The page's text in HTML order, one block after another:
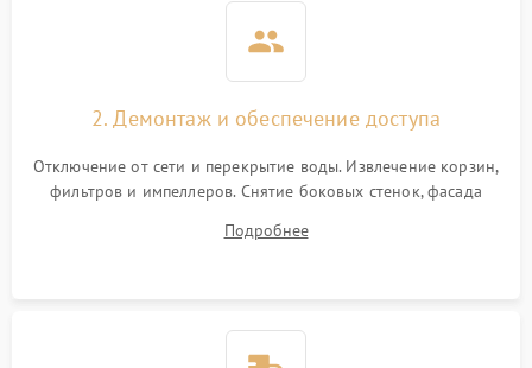
2. Демонтаж и обеспечение доступа
Отключение от сети и перекрытие воды. Извлечение корзин,
фильтров и импеллеров. Снятие боковых стенок, фасада
циркуляционному насосу, ТЭНу и сливной помпе.
Подробнее